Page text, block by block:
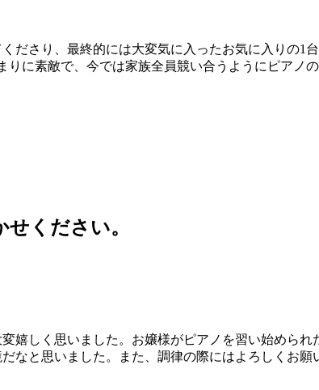
さり、最終的には大変気に入ったお気に入りの1
に素敵で、今では家族全員競い合うようにピアノ
ください。
嬉しく思いました。お嬢様がピアノを習い始めら
なと思いました。また、調律の際にはよろしくお願